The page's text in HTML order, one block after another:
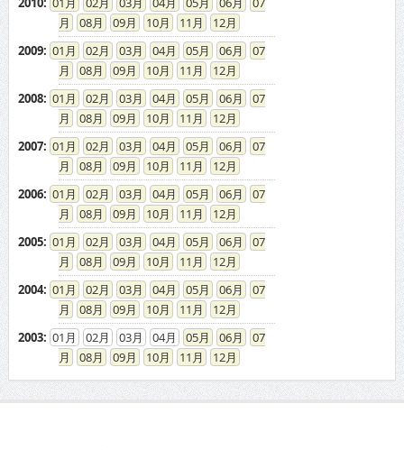
08
09 10 11
12
2009: 01 02 03 04 05 06
07
08
09 10 11
12
2008: 01 02 03 04 05 06
07
08
09 10 11
12
2007: 01 02 03 04 05 06
07
08
09 10 11
12
2006: 01 02 03 04 05 06
07
08
09 10 11
12
2005: 01 02 03 04 05 06
07
08
09 10 11
12
2004: 01 02 03 04 05 06
07
08
09 10 11
12
2003: 01 02 03 04 05 06
07
08
09 10 11 12